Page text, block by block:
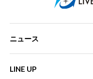
ニュース
LINE UP